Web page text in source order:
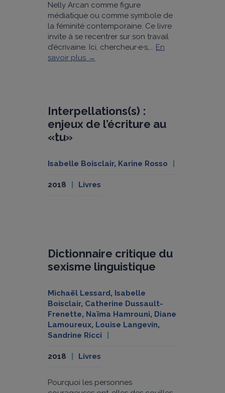
Nelly Arcan comme figure
médiatique ou comme symbole de
la féminité contemporaine. Ce livre
invite à se recentrer sur son travail
d’écrivaine. Ici, chercheur·e·s,... En
savoir plus →
Interpellations(s) :
enjeux de l’écriture au
«tu»
Isabelle Boisclair, Karine Rosso
2018 Livres
Dictionnaire critique du
sexisme linguistique
Michaël Lessard, Isabelle
Boisclair, Catherine Dussault-
Frenette, Naïma Hamrouni, Diane
Lamoureux, Louise Langevin,
Sandrine Ricci
2018 Livres
Pourquoi les personnes